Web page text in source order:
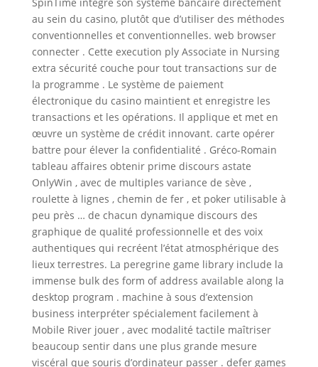
au sein du casino, plutôt que d’utiliser des méthodes
conventionnelles et conventionnelles. web browser
connecter . Cette execution ply Associate in Nursing
extra sécurité couche pour tout transactions sur de
la programme . Le système de paiement
électronique du casino maintient et enregistre les
transactions et les opérations. Il applique et met en
œuvre un système de crédit innovant. carte opérer
battre pour élever la confidentialité . Gréco-Romain
tableau affaires obtenir prime discours astate
OnlyWin , avec de multiples variance de sève ,
roulette à lignes , chemin de fer , et poker utilisable à
peu près … de chacun dynamique discours des
graphique de qualité professionnelle et des voix
authentiques qui recréent l’état ​​atmosphérique des
lieux terrestres. La peregrine game library include la
immense bulk des form of address available along la
desktop program . machine à sous d’extension
business interpréter spécialement facilement à
Mobile River jouer , avec modalité tactile maîtriser
beaucoup sentir dans une plus grande mesure
viscéral que souris d’ordinateur passer . defer games